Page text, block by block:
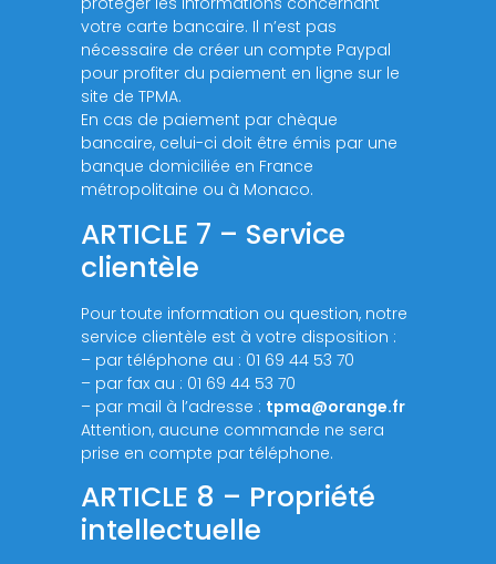
votre carte bancaire. Il n’est pas
nécessaire de créer un compte Paypal
pour profiter du paiement en ligne sur le
site de TPMA.
En cas de paiement par chèque
bancaire, celui-ci doit être émis par une
banque domiciliée en France
métropolitaine ou à Monaco.
ARTICLE 7 – Service
clientèle
Pour toute information ou question, notre
service clientèle est à votre disposition :
– par téléphone au : 01 69 44 53 70
– par fax au : 01 69 44 53 70
– par mail à l’adresse : tpma@orange.fr
Attention, aucune commande ne sera
prise en compte par téléphone.
ARTICLE 8 – Propriété
intellectuelle